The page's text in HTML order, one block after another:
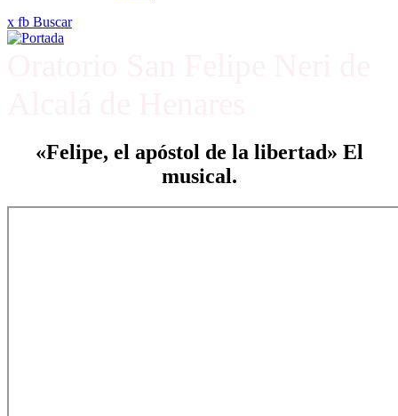
x fb Buscar
«Felipe, el apóstol de la libertad» El
musical.